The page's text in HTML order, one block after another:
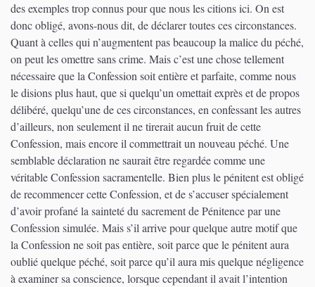
des exemples trop connus pour que nous les citions ici. On est
donc obligé, avons-nous dit, de déclarer toutes ces circonstances.
Quant à celles qui n’augmentent pas beaucoup la malice du péché,
on peut les omettre sans crime. Mais c’est une chose tellement
nécessaire que la Confession soit entière et parfaite, comme nous
le disions plus haut, que si quelqu’un omettait exprès et de propos
délibéré, quelqu’une de ces circonstances, en confessant les autres
d’ailleurs, non seulement il ne tirerait aucun fruit de cette
Confession, mais encore il commettrait un nouveau péché. Une
semblable déclaration ne saurait être regardée comme une
véritable Confession sacramentelle. Bien plus le pénitent est obligé
de recommencer cette Confession, et de s’accuser spécialement
d’avoir profané la sainteté du sacrement de Pénitence par une
Confession simulée. Mais s’il arrive pour quelque autre motif que
la Confession ne soit pas entière, soit parce que le pénitent aura
oublié quelque péché, soit parce qu’il aura mis quelque négligence
à examiner sa conscience, lorsque cependant il avait l’intention